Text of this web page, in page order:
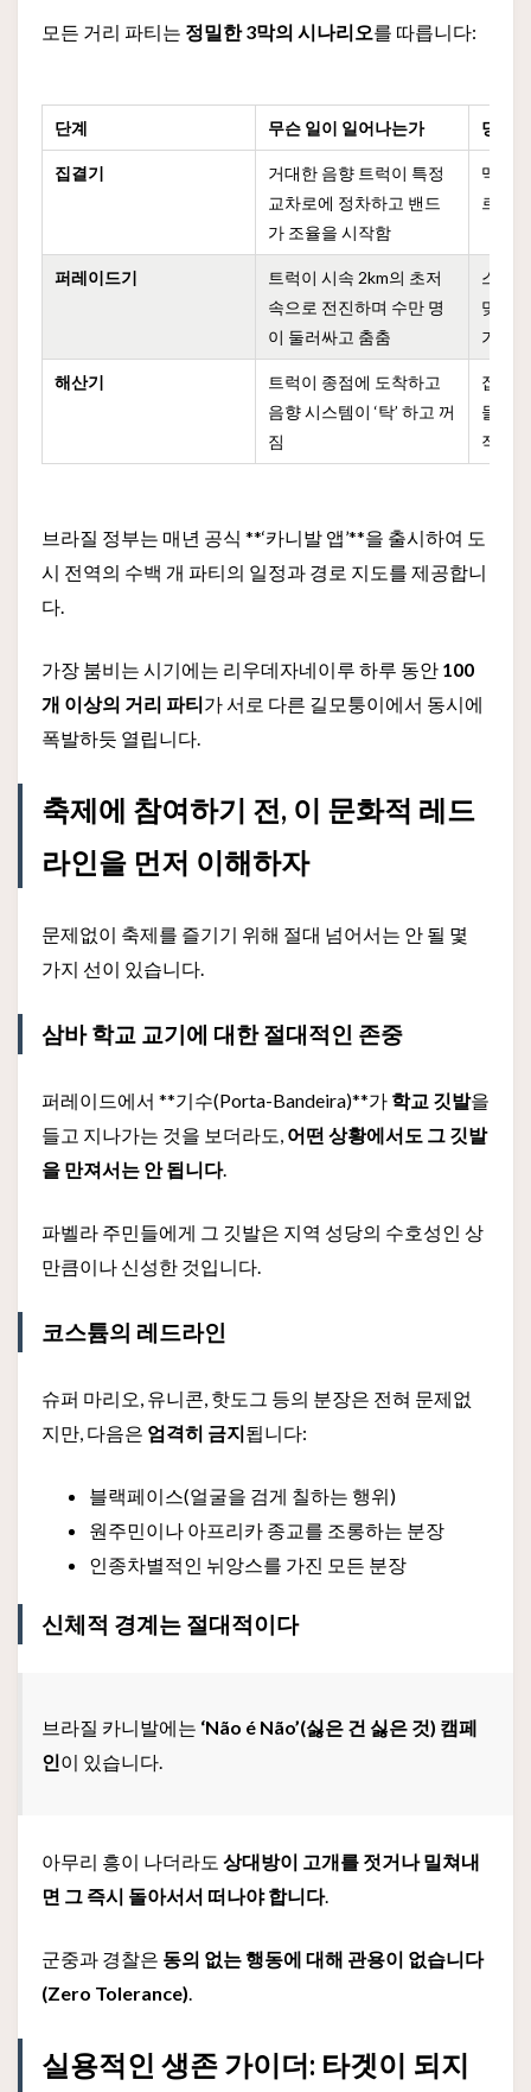
모든 거리 파티는 정밀한 3막의 시나리오를 따릅니다:
단계 무슨 일이 일어나는가 당신
집결기
거대한 음향 트럭이 특정
교차로에 정차하고 밴드
가 조율을 시작함
맥주
르고,
퍼레이드기
트럭이 시속 2km의 초저
속으로 전진하며 수만 명
이 둘러싸고 춤춤
스마
맞춰
기
해산기
트럭이 종점에 도착하고
음향 시스템이 ‘탁’ 하고 꺼
짐
집으
들이
작함)
브라질 정부는 매년 공식 **‘카니발 앱’**을 출시하여 도
시 전역의 수백 개 파티의 일정과 경로 지도를 제공합니
다.
가장 붐비는 시기에는 리우데자네이루 하루 동안 100
개 이상의 거리 파티가 서로 다른 길모퉁이에서 동시에
폭발하듯 열립니다.
축제에 참여하기 전, 이 문화적 레드
라인을 먼저 이해하자
문제없이 축제를 즐기기 위해 절대 넘어서는 안 될 몇
가지 선이 있습니다.
삼바 학교 교기에 대한 절대적인 존중
퍼레이드에서 **기수(Porta-Bandeira)**가 학교 깃발을
들고 지나가는 것을 보더라도, 어떤 상황에서도 그 깃발
을 만져서는 안 됩니다.
파벨라 주민들에게 그 깃발은 지역 성당의 수호성인 상
만큼이나 신성한 것입니다.
코스튬의 레드라인
슈퍼 마리오, 유니콘, 핫도그 등의 분장은 전혀 문제없
지만, 다음은 엄격히 금지됩니다:
블랙페이스(얼굴을 검게 칠하는 행위)
원주민이나 아프리카 종교를 조롱하는 분장
인종차별적인 뉘앙스를 가진 모든 분장
신체적 경계는 절대적이다
브라질 카니발에는 ‘Não é Não’(싫은 건 싫은 것) 캠페
인이 있습니다.
아무리 흥이 나더라도 상대방이 고개를 젓거나 밀쳐내
면 그 즉시 돌아서서 떠나야 합니다.
군중과 경찰은 동의 없는 행동에 대해 관용이 없습니다
(Zero Tolerance).
실용적인 생존 가이더: 타겟이 되지